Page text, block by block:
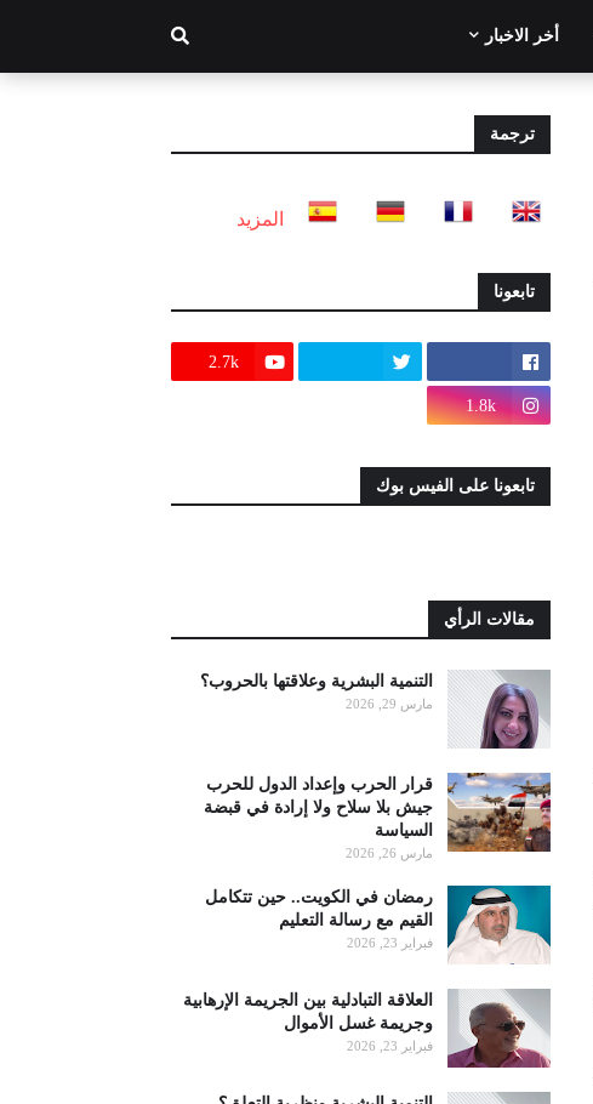
أخر الاخبار
ترجمة
المزيد
تابعونا
2.7k
1.8k
تابعونا على الفيس بوك
مقالات الرأي
التنمية البشرية وعلاقتها بالحروب؟
مارس 29, 2026
قرار الحرب وإعداد الدول للحرب
جيش بلا سلاح ولا إرادة في قبضة
السياسة
مارس 26, 2026
رمضان في الكويت.. حين تتكامل
القيم مع رسالة التعليم
فبراير 23, 2026
العلاقة التبادلية بين الجريمة الإرهابية
وجريمة غسل الأموال
فبراير 23, 2026